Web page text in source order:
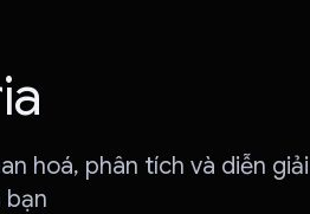
hoá, phân tích và diễn giải
bạn